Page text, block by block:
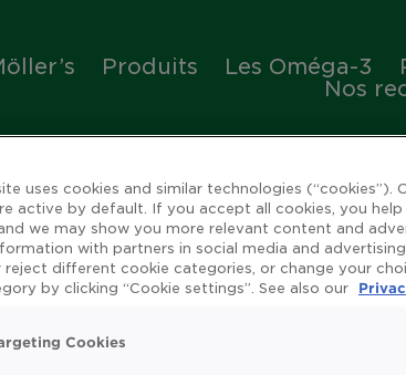
Produits Les Oméga-3
Nos
de l'huile
uses cookies and similar technologies (“cookies”).
active by default. If you accept all cookies, you
we may show you more relevant content and
with partners in social media and
reject different cookie categories, or change your
by clicking “Cookie settings”. See also our
Cookies